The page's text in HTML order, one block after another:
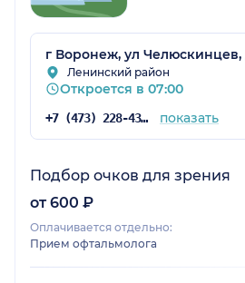
г Воронеж, ул Челюскинцев,
Ленинский район
Откроется в 07:00
+7 (473) 228-43-43 показать
Подбор очков для зрения
от 600 ₽
Оплачивается отдельно:
Прием офтальмолога